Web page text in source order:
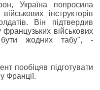
Україна попросила
інструкторів
Він підтвердив
французьких військових
бути жодних табу", -
пообіцяв підготувати
Франції.